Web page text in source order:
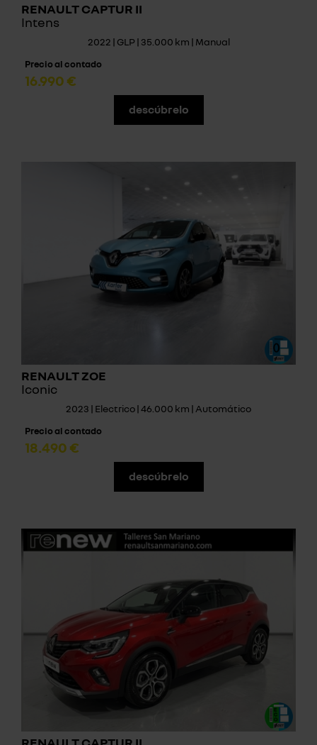
RENAULT CAPTUR II
Intens
2022 | GLP | 35.000 km | Manual
Precio al contado
16.990 €
descúbrelo
RENAULT ZOE
Iconic
2023 | Electrico | 46.000 km | Automático
Precio al contado
18.490 €
descúbrelo